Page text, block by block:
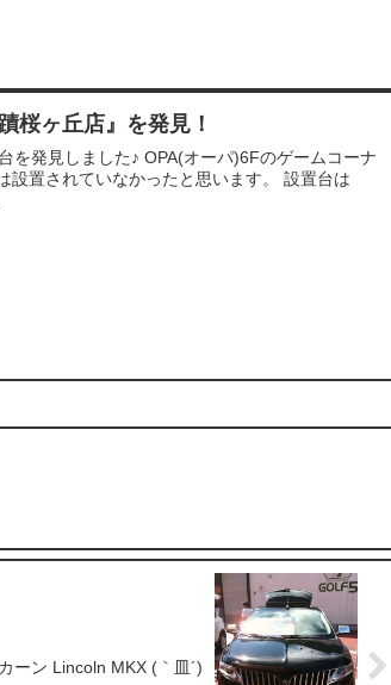
桜ヶ丘店』を発見！
を発見しました♪ OPA(オーパ)6Fのゲームコーナ
設置されていなかったと思います。 設置台は
ーン Lincoln MKX (｀皿´)